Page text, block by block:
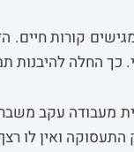
קורות
כך החלה להיבנות
עקב
ואין לו